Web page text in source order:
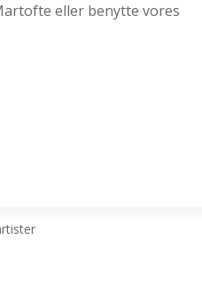
eller benytte vores